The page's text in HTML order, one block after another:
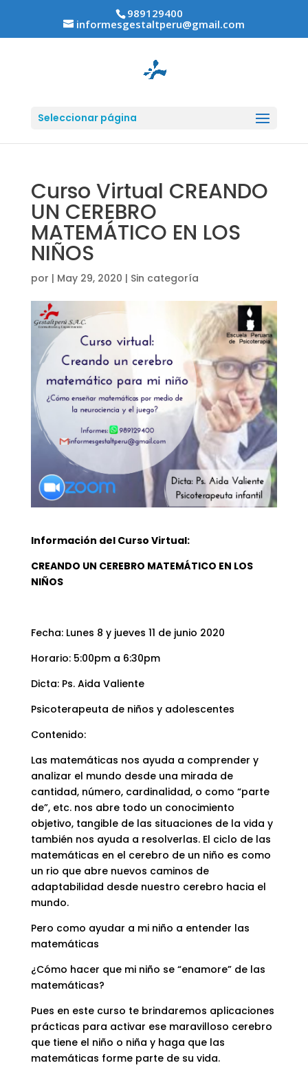
989129400
informesgestaltperu@gmail.com
Seleccionar página
Curso Virtual CREANDO
UN CEREBRO
MATEMÁTICO EN LOS
NIÑOS
por | May 29, 2020 | Sin categoría
Información del Curso Virtual:
CREANDO UN CEREBRO MATEMÁTICO EN LOS
NIÑOS
Fecha: Lunes 8 y jueves 11 de junio 2020
Horario: 5:00pm a 6:30pm
Dicta: Ps. Aida Valiente
Psicoterapeuta de niños y adolescentes
Contenido:
Las matemáticas nos ayuda a comprender y
analizar el mundo desde una mirada de
cantidad, número, cardinalidad, o como “parte
de”, etc. nos abre todo un conocimiento
objetivo, tangible de las situaciones de la vida y
también nos ayuda a resolverlas. El ciclo de las
matemáticas en el cerebro de un niño es como
un rio que abre nuevos caminos de
adaptabilidad desde nuestro cerebro hacia el
mundo.
Pero como ayudar a mi niño a entender las
matemáticas
¿Cómo hacer que mi niño se “enamore” de las
matemáticas?
Pues en este curso te brindaremos aplicaciones
prácticas para activar ese maravilloso cerebro
que tiene el niño o niña y haga que las
matemáticas forme parte de su vida.